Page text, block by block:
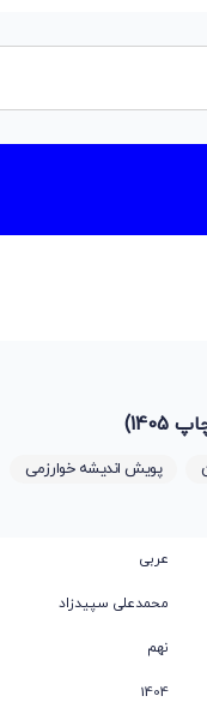
پویش اندیشه خوارزمی
عربی
محمدعلی سپیدزاد
نهم
1404